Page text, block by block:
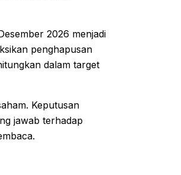
2026 menjadi
penghapusan
dalam target
Keputusan
jawab terhadap